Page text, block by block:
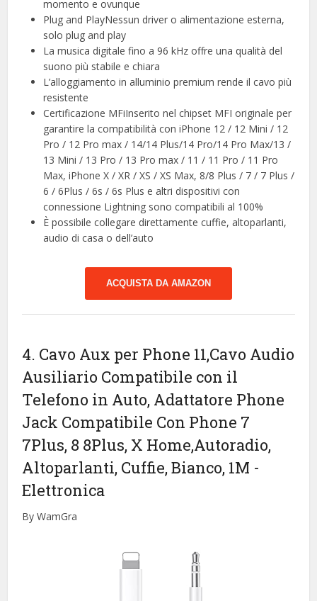
momento e ovunque
Plug and PlayNessun driver o alimentazione esterna,
solo plug and play
La musica digitale fino a 96 kHz offre una qualità del
suono più stabile e chiara
L’alloggiamento in alluminio premium rende il cavo più
resistente
Certificazione MFiInserito nel chipset MFI originale per
garantire la compatibilità con iPhone 12 / 12 Mini / 12
Pro / 12 Pro max / 14/14 Plus/14 Pro/14 Pro Max/13 /
13 Mini / 13 Pro / 13 Pro max / 11 / 11 Pro / 11 Pro
Max, iPhone X / XR / XS / XS Max, 8/8 Plus / 7 / 7 Plus /
6 / 6Plus / 6s / 6s Plus e altri dispositivi con
connessione Lightning sono compatibili al 100%
È possibile collegare direttamente cuffie, altoparlanti,
audio di casa o dell’auto
ACQUISTA DA AMAZON
4. Cavo Aux per Phone 11,Cavo Audio
Ausiliario Compatibile con il
Telefono in Auto, Adattatore Phone
Jack Compatibile Con Phone 7
7Plus, 8 8Plus, X Home,Autoradio,
Altoparlanti, Cuffie, Bianco, 1M -
Elettronica
By WamGra